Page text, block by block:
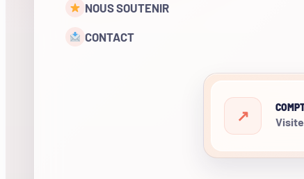
NOUS SOUTENIR
CONTACT